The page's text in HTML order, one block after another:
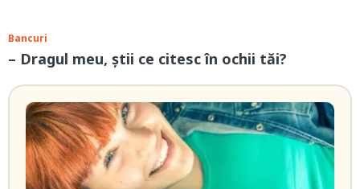
Bancuri
– Dragul meu, ştii ce citesc în ochii tăi?